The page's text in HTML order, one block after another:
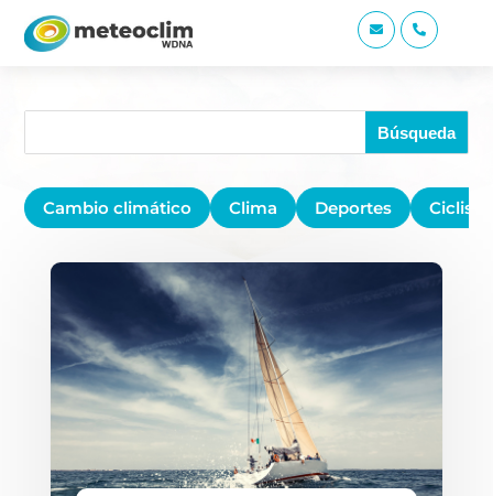
 
Cambio climático Clima Deportes